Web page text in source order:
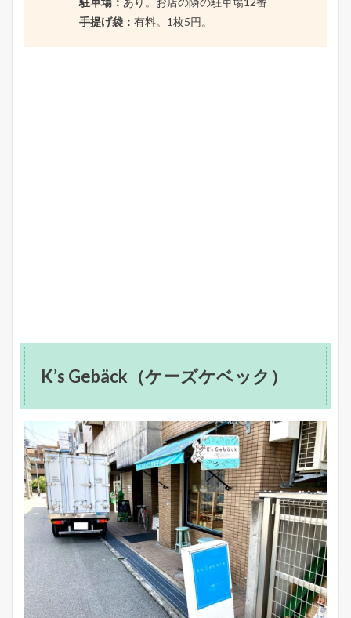
手提げ袋： 有料。1枚5円。
K’s Gebäck（ケーズケベック）